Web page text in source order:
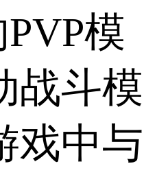
模
战斗模
戏中与